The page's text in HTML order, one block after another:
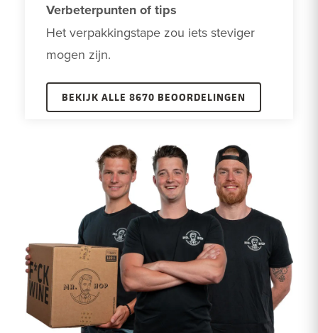
Verbeterpunten of tips
Het verpakkingstape zou iets steviger
mogen zijn.
BEKIJK ALLE 8670 BEOORDELINGEN